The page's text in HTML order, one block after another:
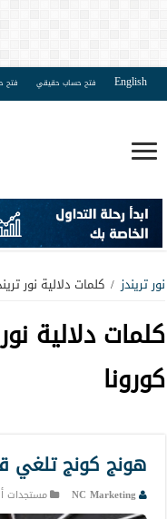
English فتح حساب حقيقي فتح
نور تريندز / كلمات دلالية نور
كلمات دلالية
كورونا
هونج كونج تلغي
NC Marketing مستجدات